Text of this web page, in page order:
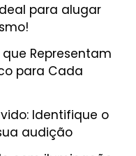
para alugar
Representam
para Cada
Identifique o
audição